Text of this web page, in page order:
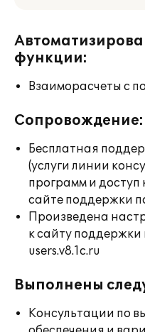
функции:
Взаиморасчеты с
Сопровождение:
Бесплатная
(услуги линии
программ и доступ
сайте поддержки
Произведена
к сайту поддержки
users.v8.1c.ru
Выполнены
Консультации по